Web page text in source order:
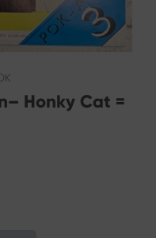
Honky Cat =